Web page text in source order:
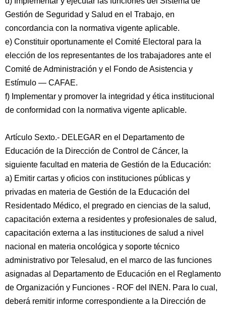
Gestión de Seguridad y Salud en el Trabajo, en
concordancia con la normativa vigente aplicable.
e) Constituir oportunamente el Comité Electoral para la
elección de los representantes de los trabajadores ante el
Comité de Administración y el Fondo de Asistencia y
Estímulo — CAFAE.
f) Implementar y promover la integridad y ética institucional
de conformidad con la normativa vigente aplicable.
Artículo Sexto.- DELEGAR en el Departamento de
Educación de la Dirección de Control de Cáncer, la
siguiente facultad en materia de Gestión de la Educación:
a) Emitir cartas y oficios con instituciones públicas y
privadas en materia de Gestión de la Educación del
Residentado Médico, el pregrado en ciencias de la salud,
capacitación externa a residentes y profesionales de salud,
capacitación externa a las instituciones de salud a nivel
nacional en materia oncológica y soporte técnico
administrativo por Telesalud, en el marco de las funciones
asignadas al Departamento de Educación en el Reglamento
de Organización y Funciones - ROF del INEN. Para lo cual,
deberá remitir informe correspondiente a la Dirección de